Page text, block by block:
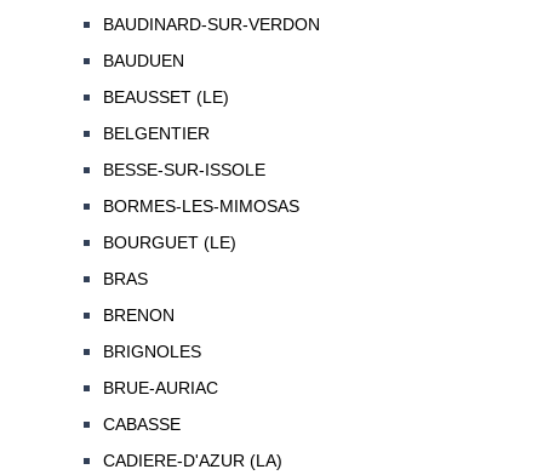
BAUDINARD-SUR-VERDON
BAUDUEN
BEAUSSET (LE)
BELGENTIER
BESSE-SUR-ISSOLE
BORMES-LES-MIMOSAS
BOURGUET (LE)
BRAS
BRENON
BRIGNOLES
BRUE-AURIAC
CABASSE
CADIERE-D'AZUR (LA)